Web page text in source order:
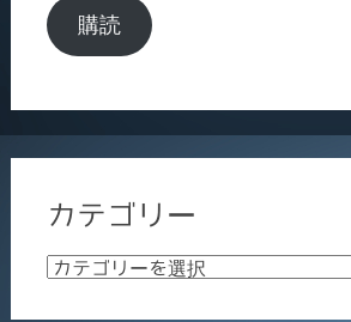
ル
ア
購読
カテゴリー
カ